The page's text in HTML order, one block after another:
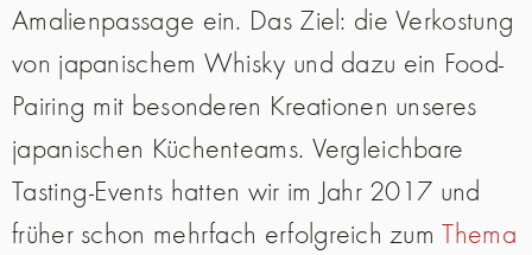
Amalienpassage ein. Das Ziel: die Verkostung
von japanischem Whisky und dazu ein Food-
Pairing mit besonderen Kreationen unseres
japanischen Küchenteams. Vergleichbare
Tasting-Events hatten wir im Jahr 2017 und
früher schon mehrfach erfolgreich zumThema